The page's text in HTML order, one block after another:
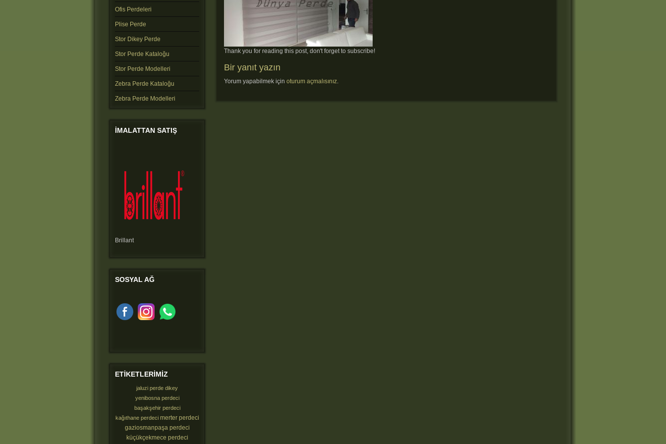
Thank you for reading this post, don't forget to subscribe!
Bir yanıt yazın
Yorum yapabilmek için oturum açmalısınız.
Ofis Perdeleri
Plise Perde
Stor Dikey Perde
Stor Perde Kataloğu
Stor Perde Modelleri
Zebra Perde Kataloğu
Zebra Perde Modelleri
IMALATTAN SATIŞ
Brillant
SOSYAL AĞ
ETIKETLERIMIZ
jaluzi perde dikey
yenibosna perdeci
başakşehir perdeci
kağıthane perdeci merter perdeci
gaziosmanpaşa perdeci
küçükçekmece perdeci